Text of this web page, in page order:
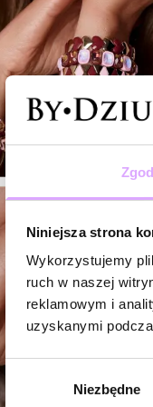
Niniejsza strona
Wykorzystujemy
ruch w naszej
reklamowym i
uzyskanymi
Wybór
zgody
Niezbędne